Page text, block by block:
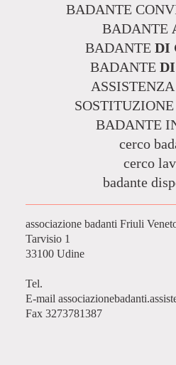
BADANTE
BADANTE
BADANTE DI
BADANTE
ASSISTENZA
BADANTE
cerco
cerco
badante
Tarvisio 1
33100 Udine
Tel.
E-mail
Fax 3273781387